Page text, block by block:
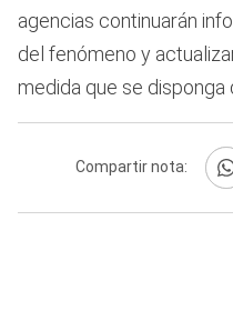
agencias continuarán
del fenómeno y
medida que se disponga
Compartir nota: